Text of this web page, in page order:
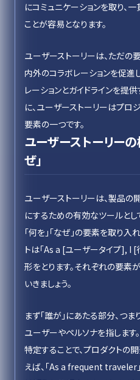
にコミュニケーションを取り、
ことが容易となります。
ユーザーストーリーは、ただの
内外のコラボレーションを促進
レーションとガイドラインを提
に、ユーザーストーリーはプ
要素の一つです。
ユーザーストーリーの
ぜ」
ユーザーストーリーは、製品
にするための有効なツールとし
「何を」「なぜ」の要素を取り
トは「As a [ユーザータイプ], I
形をとります。それぞれの要素
いきましょう。
まず「誰が」にあたる部分、つ
ユーザーやペルソナを指しま
特定することで、プロダクトの
えば、「As a frequent traveler